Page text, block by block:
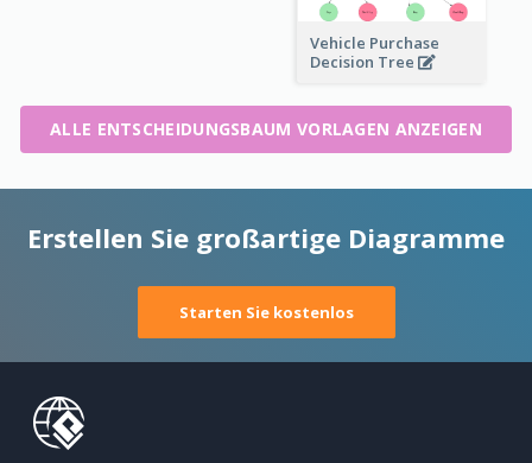
Vehicle Purchase
Decision Tree
ALLE ENTSCHEIDUNGSBAUM VORLAGEN ANZEIGEN
Erstellen Sie großartige Diagramme
Starten Sie kostenlos